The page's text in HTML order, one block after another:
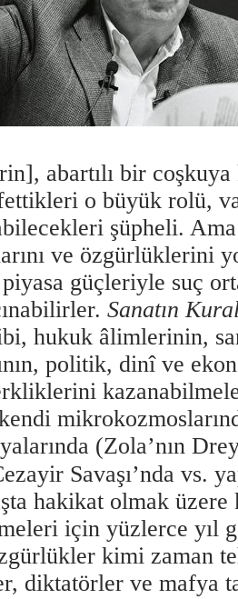
abartılı bir coşkuya
o büyük rolü,
şüpheli. Ama
ve özgürlüklerini
güçleriyle suç
Sanatın
hukuk âlimlerinin,
politik, dinî ve
(Zola’nın
Savaşı’nda vs.
hakikat olmak
için yüzlerce yıl
kimi zaman
diktatörler ve mafya